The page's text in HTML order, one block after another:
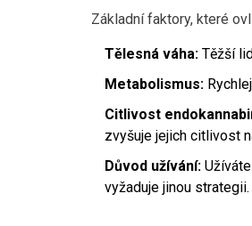
Základní faktory, které
Tělesná váha: Těžší
Metabolismus:
Citlivost
zvyšuje jejich citlivost
Důvod užívání:
vyžaduje jinou strategii.